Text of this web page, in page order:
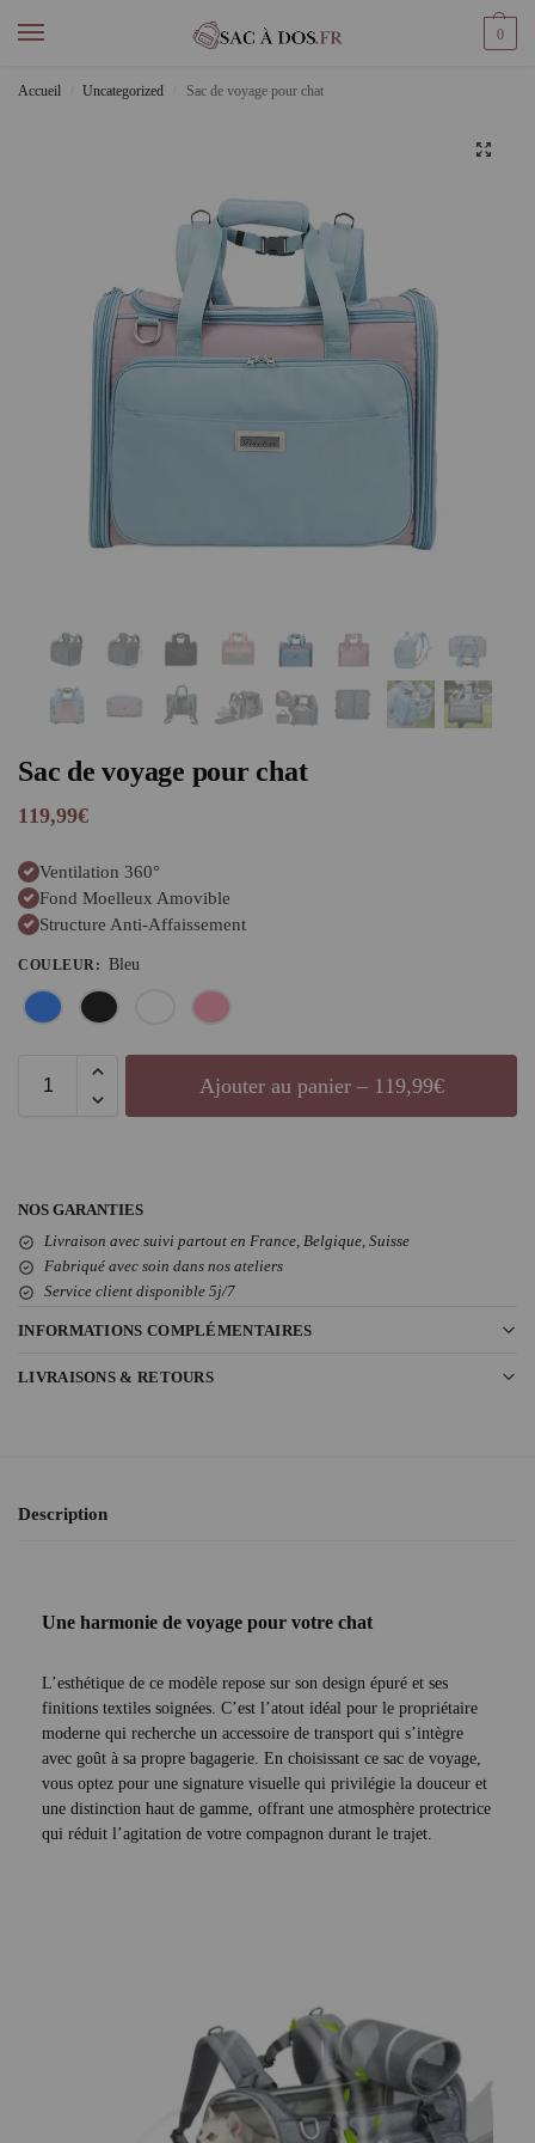
0
Accueil Uncategorized Sac de voyage pour chat
Sac de voyage pour chat
119,99€
Ventilation 360°
Fond Moelleux Amovible
Structure Anti-Affaissement
COULEUR: Bleu
Ajouter au panier – 119,99€
NOS GARANTIES
Livraison avec suivi partout en France, Belgique, Suisse
Fabriqué avec soin dans nos ateliers
Service client disponible 5j/7
INFORMATIONS COMPLÉMENTAIRES
LIVRAISONS & RETOURS
Description
Une harmonie de voyage pour votre chat
L’esthétique de ce modèle repose sur son design épuré et ses
finitions textiles soignées. C’est l’atout idéal pour le propriétaire
moderne qui recherche un accessoire de transport qui s’intègre
avec goût à sa propre bagagerie. En choisissant ce sac de voyage,
vous optez pour une signature visuelle qui privilégie la douceur et
une distinction haut de gamme, offrant une atmosphère protectrice
qui réduit l’agitation de votre compagnon durant le trajet.